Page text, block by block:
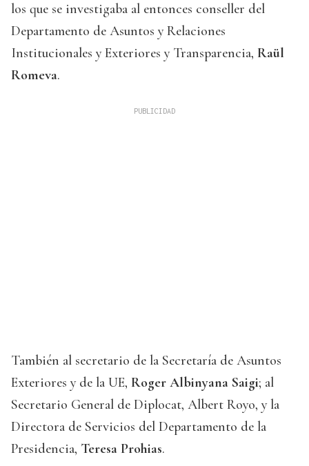
los que se investigaba al entonces conseller del
Departamento de Asuntos y Relaciones
Institucionales y Exteriores y Transparencia, Raül
Romeva.
También al secretario de la Secretaría de Asuntos
Exteriores y de la UE, Roger Albinyana Saigi; al
Secretario General de Diplocat, Albert Royo, y la
Directora de Servicios del Departamento de la
Presidencia, Teresa Prohias.